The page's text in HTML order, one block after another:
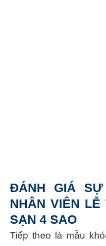
ĐÁNH GIÁ
NHÂN VIÊN LỄ
SẠN 4 SAO
Tiếp theo là mẫu